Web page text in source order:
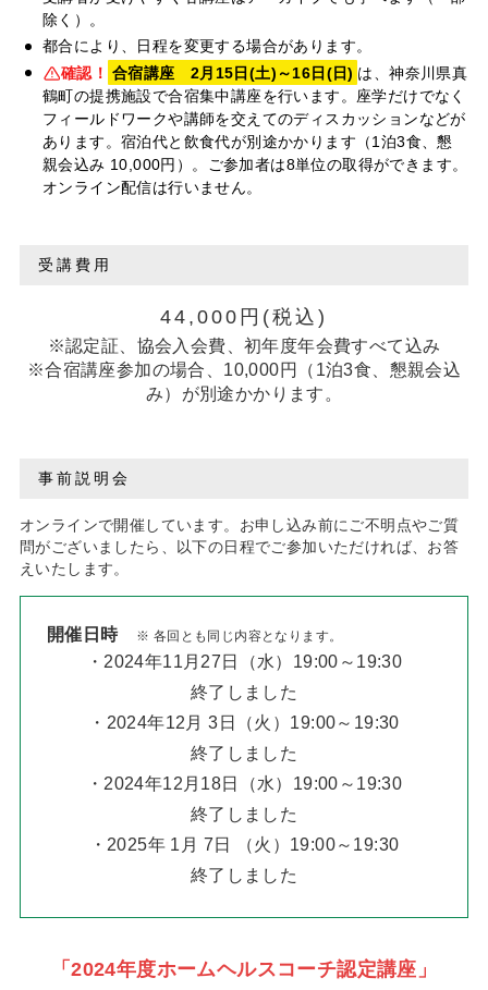
除く）。
都合により、日程を変更する場合があります。
確認！ 合宿講座 2月15日(土)～16日(日) は、神奈川県真
鶴町の提携施設で合宿集中講座を行います。座学だけでなく
フィールドワークや講師を交えてのディスカッションなどが
あります。宿泊代と飲食代が別途かかります（1泊3食、懇
親会込み 10,000円）。ご参加者は8単位の取得ができます。
オンライン配信は行いません。
受講費用
44,000円(税込)
※認定証、協会入会費、初年度年会費すべて込み
※合宿講座参加の場合、10,000円（1泊3食、懇親会込
み）が別途かかります。
事前説明会
オンラインで開催しています。お申し込み前にご不明点やご質
問がございましたら、以下の日程でご参加いただければ、お答
えいたします。
開催日時 ※ 各回とも同じ内容となります。
・2024年11月27日（水）19:00～19:30
終了しました
・2024年12月 3日（火）19:00～19:30
終了しました
・2024年12月18日（水）19:00～19:30
終了しました
・2025年 1月 7日 （火）19:00～19:30
終了しました
「2024年度ホームヘルスコーチ認定講座」